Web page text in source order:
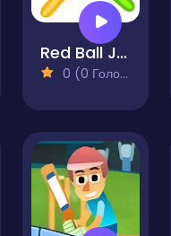
Red Ball Jump
0 (0 Голосів)